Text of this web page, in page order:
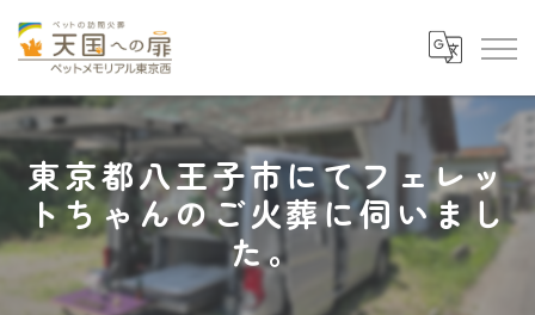
東京都八王子市にてフェレッ
トちゃんのご火葬に伺いまし
た。